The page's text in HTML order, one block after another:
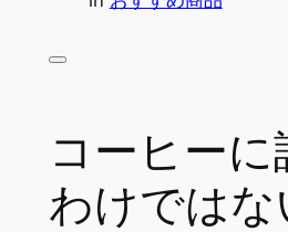
コーヒーに
わけではな